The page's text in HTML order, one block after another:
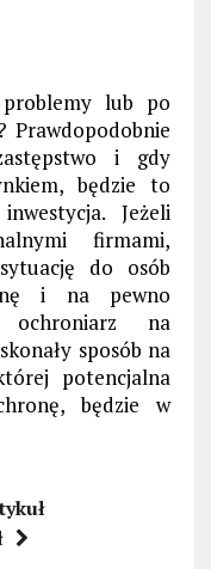
problemy lub po
Prawdopodobnie
i gdy
będzie to
Jeżeli
firmami,
do osób
i na pewno
ochroniarz na
sposób na
potencjalna
będzie w